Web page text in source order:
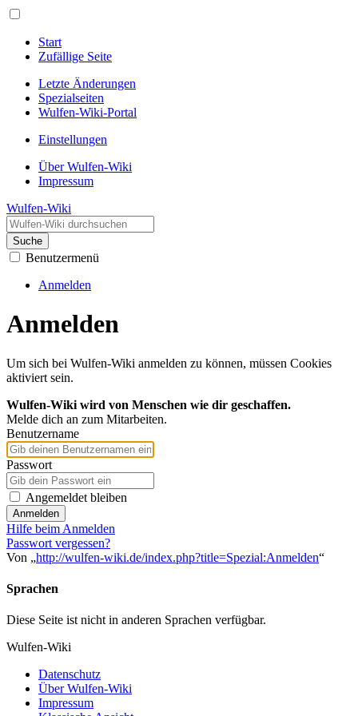
Start
Zufällige Seite
Letzte Änderungen
Spezialseiten
Wulfen-Wiki-Portal
Einstellungen
Über Wulfen-Wiki
Impressum
Wulfen-Wiki
Suche
Benutzermenü
Anmelden
Anmelden
Um sich bei Wulfen-Wiki anmelden zu können, müssen Cookies
aktiviert sein.
Wulfen-Wiki wird von Menschen wie dir geschaffen.
Melde dich an zum Mitarbeiten.
Benutzername
Passwort
Angemeldet bleiben
Anmelden
Hilfe beim Anmelden
Passwort vergessen?
Von „http://wulfen-wiki.de/index.php?title=Spezial:Anmelden“
Sprachen
Diese Seite ist nicht in anderen Sprachen verfügbar.
Wulfen-Wiki
Datenschutz
Über Wulfen-Wiki
Impressum